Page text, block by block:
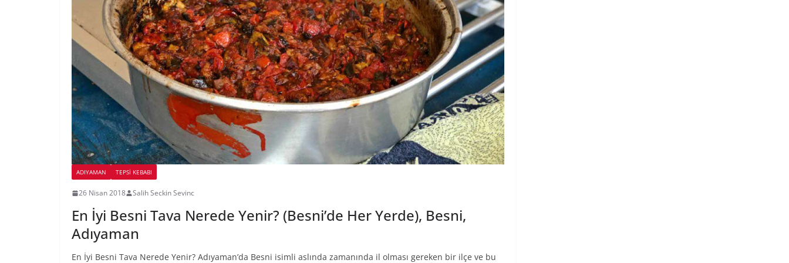
ADIYAMAN TEPSI KEBABI
26 Nisan 2018 Salih Seckin Sevinc
En İyi Besni Tava Nerede Yenir? (Besni’de Her Yerde), Besni,
Adıyaman
En İyi Besni Tava Nerede Yenir? Adıyaman’da Besni isimli aslında zamanında il olması gereken bir ilçe ve bu